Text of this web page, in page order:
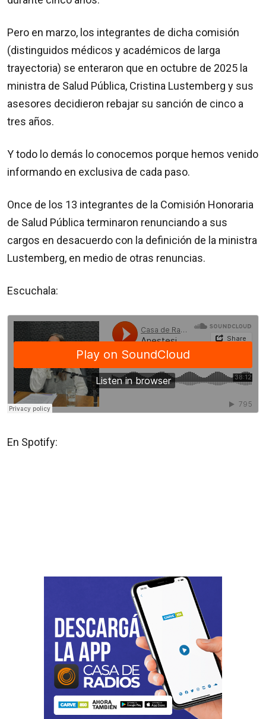
Pero en marzo, los integrantes de dicha comisión
(distinguidos médicos y académicos de larga
trayectoria) se enteraron que en octubre de 2025 la
ministra de Salud Pública, Cristina Lustemberg y sus
asesores decidieron rebajar su sanción de cinco a
tres años.
Y todo lo demás lo conocemos porque hemos venido
informando en exclusiva de cada paso.
Once de los 13 integrantes de la Comisión Honoraria
de Salud Pública terminaron renunciando a sus
cargos en desacuerdo con la definición de la ministra
Lustemberg, en medio de otras renuncias.
Escuchala:
En Spotify: